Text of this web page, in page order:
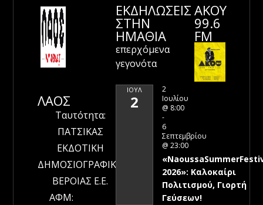
ΛΑΟΣ
Ταυτότητα:
ΠΑΤΣΙΚΑΣ
ΕΚΔΟΤΙΚΗ
ΔΗΜΟΣΙΟΓΡΑΦΙΚΗ
ΒΕΡΟΙΑΣ Ε.Ε.
ΑΦΜ:
ΕΚΔΗΛΩΣΕΙΣ
ΣΤΗΝ
ΗΜΑΘΊΑ
επερχόμενα
γεγονότα
ΙΟΎΛ
2
2
Ιουλίου
@ 8:00
-
6
Σεπτεμβρίου
@ 23:00
2026»: Καλοκαίρι
Πολιτισμού, Γιορτή
Γεύσεων!
ΑΚΟΥ
99.6
FM